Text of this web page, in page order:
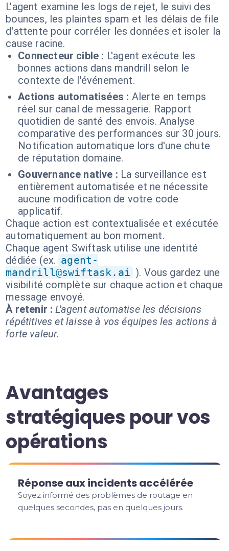
L'agent examine les logs de rejet, le suivi des
bounces, les plaintes spam et les délais de file
d'attente pour corréler les données et isoler la
cause racine.
Connecteur cible : L'agent exécute les
bonnes actions dans mandrill selon le
contexte de l'événement.
Actions automatisées : Alerte en temps
réel sur canal de messagerie. Rapport
quotidien de santé des envois. Analyse
comparative des performances sur 30 jours.
Notification automatique lors d'une chute
de réputation domaine.
Gouvernance native : La surveillance est
entièrement automatisée et ne nécessite
aucune modification de votre code
applicatif.
Chaque action est contextualisée et exécutée
automatiquement au bon moment.
Chaque agent Swiftask utilise une identité
dédiée (ex. agent-
mandrill@swiftask.ai ). Vous gardez une
visibilité complète sur chaque action et chaque
message envoyé.
À retenir : L'agent automatise les décisions
répétitives et laisse à vos équipes les actions à
forte valeur.
Avantages
stratégiques pour vos
opérations
Réponse aux incidents accélérée
Soyez informé des problèmes de routage en
quelques secondes, pas en quelques jours.